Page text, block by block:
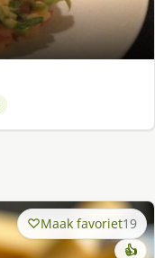
Maak favoriet19
👍